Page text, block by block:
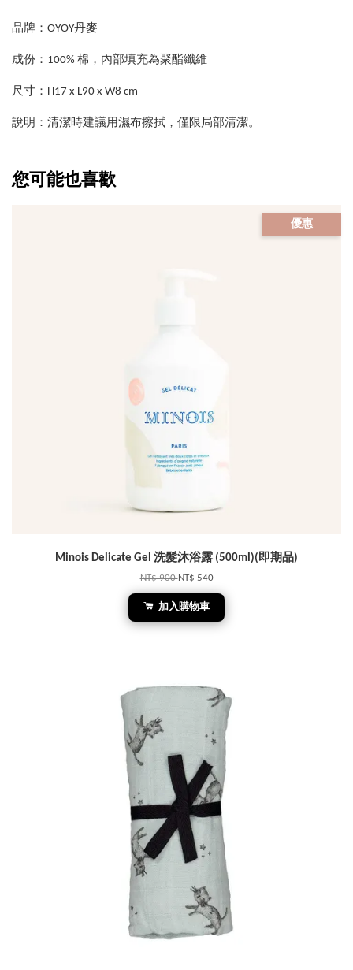
品牌：OYOY丹麥
成份：100% 棉，內部填充為聚酯纖維
尺寸：H17 x L90 x W8 cm
說明：清潔時建議用濕布擦拭，僅限局部清潔。
您可能也喜歡
優惠
Minois Delicate Gel 洗髮沐浴露 (500ml)(即期品)
NT$ 900NT$ 540
加入購物車